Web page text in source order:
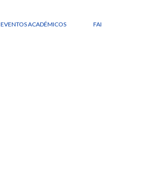
EVENTOS ACADÉMICOS FAI